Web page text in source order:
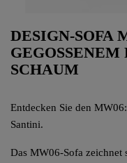
DESIGN-SOFA
SCHAUM
Entdecken Sie den
Santini.
Das MW06-Sofa zeichnet